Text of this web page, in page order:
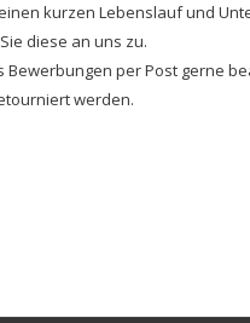
kurzen Lebenslauf und
diese an uns zu.
Bewerbungen per Post gerne
werden.